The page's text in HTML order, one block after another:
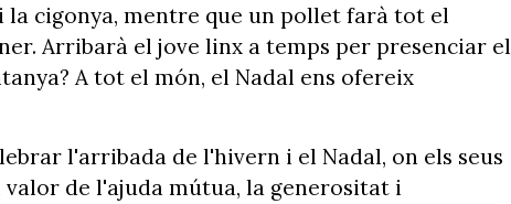
la cigonya, mentre que un pollet farà tot el
Arribarà el jove linx a temps per presenciar el
A tot el món, el Nadal ens ofereix
l'arribada de l'hivern i el Nadal, on els seus
de l'ajuda mútua, la generositat i